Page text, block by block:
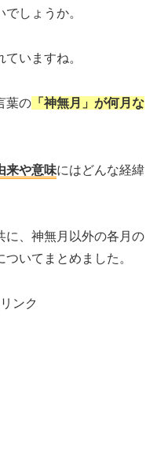
しょうか。
ていますね。
葉の 「神無月」が何月な
来や意味にはどんな経緯
に、神無月以外の各月の
いてまとめました。
ンク